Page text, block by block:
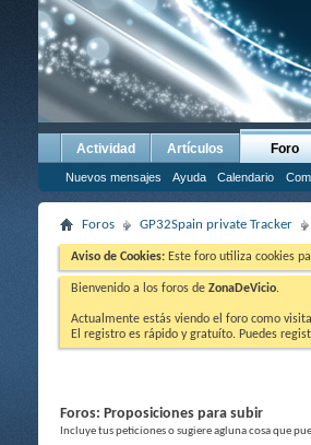
Actividad Artículos Foro
Nuevos mensajes Ayuda Calendario
Foros GP32Spain private Tracker
Aviso de Cookies: Este foro utiliza cookies
Bienvenido a los foros de ZonaDeVicio.
Actualmente estás viendo el foro como
El registro es rápido y gratuíto. Puedes
Foros: Proposiciones para subir
Incluye tus peticiones o sugiere agluna cosa que